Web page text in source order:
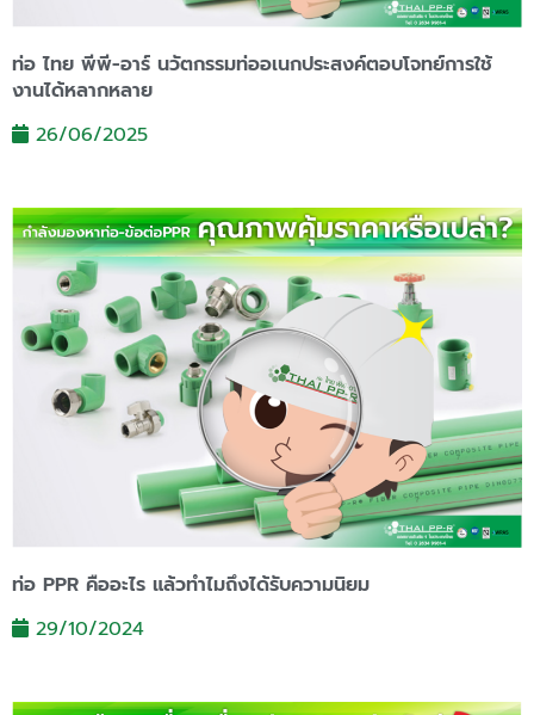
ท่อ ไทย พีพี-อาร์ นวัตกรรมท่ออเนกประสงค์ตอบโจทย์การใช้
งานได้หลากหลาย
26/06/2025
ท่อ PPR คืออะไร แล้วทำไมถึงได้รับความนิยม
29/10/2024